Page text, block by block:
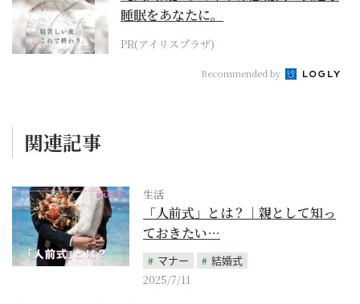
睡眠をあなたに。
PR(アイリスプラザ)
Recommended by
関連記事
生活
「人前式」とは？｜親として知っ
ておきたい…
マナー
結婚式
2025/7/11